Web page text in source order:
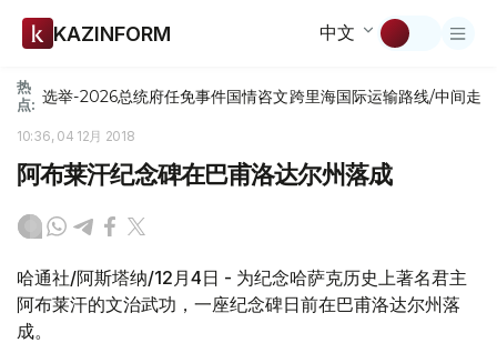
KAZINFORM 中文
热
点: 选举-2026总统府任免事件国情咨文跨里海国际运输路线/中间走廊
10:36, 04 12月 2018
阿布莱汗纪念碑在巴甫洛达尔州落成
哈通社/阿斯塔纳/12月4日 - 为纪念哈萨克历史上著名君主
阿布莱汗的文治武功，一座纪念碑日前在巴甫洛达尔州落
成。